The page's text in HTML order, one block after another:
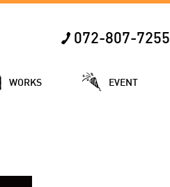
072-807-7255
WORKS EVENT